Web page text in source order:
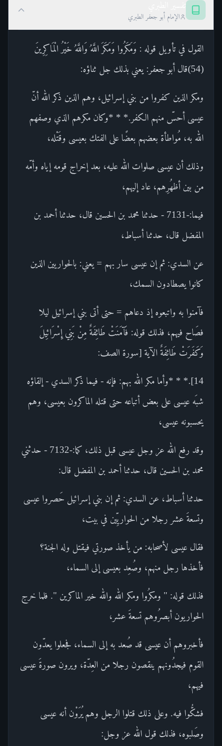
الإمام أبو جعفر الطبري
القول في تأويل قوله : وَمَكَرُوا وَمَكَرَ اللَّهُ وَاللَّهُ خَيْرُ الْمَاكِرِينَ
(54)قال أبو جعفر: يعني بذلك جل ثناؤه:
ومكر الذين كفروا من بني إسرائيل، وهم الذين ذكر الله أنّ
عيسى أحسّ منهم الكفر.* * *وكان مكرهم الذي وصفهم
الله به، مُواطأة بعضهم بعضًا على الفتك بعيسى وقَتْله،
وذلك أن عيسى صلوات الله عليه، بعد إخراج قومه إياه وأمّه
من بين أظهُرِهم، عاد إليهم،
فيما:-7131 - حدثنا محمد بن الحسين قال، حدثنا أحمد بن
المفضل قال، حدثنا أسباط،
عن السدي: ثم إن عيسى سار بهم = يعني: بالحواريين الذين
كانوا يصطادون السمك،
فآمنوا به واتبعوه إذ دعاهم = حتى أتى بني إسرائيل ليلا
فصَاح فيهم، فذلك قوله: فَآمَنَتْ طَائِفَةٌ مِنْ بَنِي إِسْرَائِيلَ
وَكَفَرَتْ طَائِفَةٌ الآية [سورة الصف:
14].* * *وأما مكر الله بهم: فإنه - فيما ذكر السدي - إلقاؤه
شبَه عيسى على بعض أتباعه حتى قتله الماكرون بعيسى، وهم
يحسبونه عيسى،
وقد رفع الله عز وجل عيسى قبل ذلك، كما:-7132 - حدثني
محمد بن الحسين قال، حدثنا أحمد بن المفضل قال:
حدثنا أسباط، عن السدي: ثم إن بني إسرائيل حَصروا عيسى
وتسعةَ عشر رجلا من الحواريِّين في بيت،
فقال عيسى لأصحابه: من يأخذ صورتي فيقتل وله الجنة؟
فأخذها رجل منهم، وصُعِد بعيسى إلى السماء،
فذلك قوله: " ومكرُوا ومكر الله والله خير الماكرين ". فلما خرج
الحواريون أبصرُوهم تسعةَ عشر،
فأخبروهم أن عيسى قد صُعد به إلى السماء، فجعلوا يعدّون
القوم فيجدُونهم ينقصون رجلا من العِدّة، ويرون صورةَ عيسى
فيهم،
فشكُّوا فيه. وعلى ذلك قتلوا الرجل وهم يُرَوْن أنه عيسى
وصَلبوه، فذلك قول الله عز وجل: